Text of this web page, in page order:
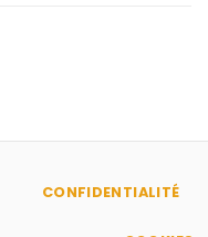
CONFIDENTIALITÉ